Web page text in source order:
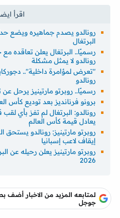
رونالدو يصدم جماهيره ويضع
البرتغال
رسميًا.. البرتغال يعلن
رونالدو لا يمثل مشكلة
"تعرض لمؤامرة داخلية"..
رونالدو
رسميًا.. روبرتو مارتينيز يرحل عن
برونو فرنانديز بعد توديع كأس
يعادل قيمة كأس العالم
روبرتو مارتينيز: رونالدو يستحق
إيقاف لاعب إسبانيا
روبرتو مارتينيز يعلن رحيله عن
2026
لمتابعه المزيد من الاخبار
جوجل